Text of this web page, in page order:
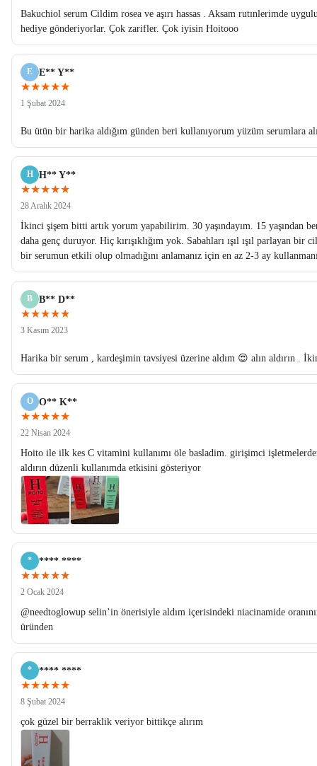
Bakuchiol serum Cildim rosea ve aşırı hassas . Aksam rutınlerimde
hediye gönderiyorlar. Çok zarifler. Çok iyisin Hoitooo
E E** Y**
★★★★★
1 Şubat 2024
Bu ütün bir harika aldığım günden beri kullanıyorum yüzüm serumlara
H H** Y**
★★★★★
28 Aralık 2024
İkinci şişem bitti artık yorum yapabilirim. 30 yaşındayım. 15 yaşından
daha genç duruyor. Hiç kırışıklığım yok. Sabahları ışıl ışıl parlayan
bir serumun etkili olup olmadığını anlamanız için en az 2-3 ay
B B** D**
★★★★★
3 Kasım 2023
Harika bir serum , kardeşimin tavsiyesi üzerine aldım 😍 alın aldırın .
O O** K**
★★★★★
22 Nisan 2024
Hoito ile ilk kes C vitamini kullanımı öle basladim. girişimci
aldırın düzenli kullanımda etkisini gösteriyor
* **** ****
★★★★★
2 Ocak 2024
@needtoglowup selin’in önerisiyle aldım içerisindeki niacinamide
üründen
* **** ****
★★★★★
8 Şubat 2024
çok güzel bir berraklik veriyor bittikçe alırım